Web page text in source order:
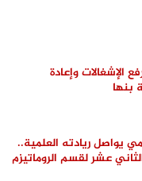
الإشغالات وإعادة
بنها
يواصل ريادته العلمية..
عشر لقسم الروماتيزم